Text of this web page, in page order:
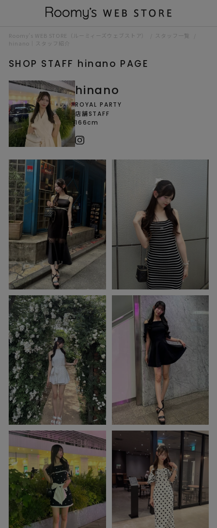
Roomy’s WEB STORE（ルーミィーズウェブストア）
スタッフ一覧
hinano｜スタッフ紹介
SHOP STAFF hinano PAGE
hinano
ROYAL PARTY
店舗STAFF
166cm